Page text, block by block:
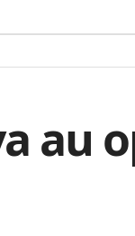
au